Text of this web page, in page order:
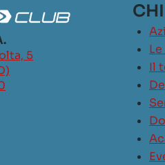
5
Il